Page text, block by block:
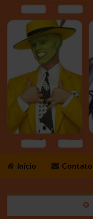
Início Contato